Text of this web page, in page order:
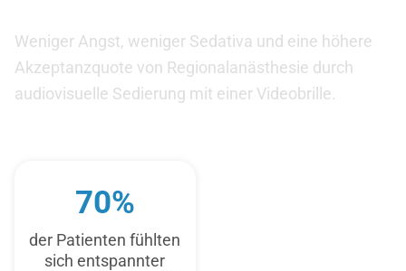
Weniger Angst, weniger Sedativa und eine höhere
Akzeptanzquote von Regionalanästhesie durch
audiovisuelle Sedierung mit einer Videobrille.
70%
der Patienten fühlten
sich entspannter